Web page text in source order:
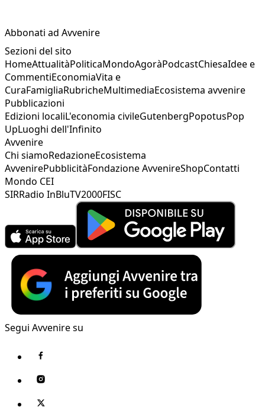
Abbonati ad Avvenire
Sezioni del sito
HomeAttualitàPoliticaMondoAgoràPodcastChiesaIdee e
CommentiEconomiaVita e
CuraFamigliaRubricheMultimediaEcosistema avvenire
Pubblicazioni
Edizioni localiL'economia civileGutenbergPopotusPop
UpLuoghi dell'Infinito
Avvenire
Chi siamoRedazioneEcosistema
AvvenirePubblicitàFondazione AvvenireShopContatti
Mondo CEI
SIRRadio InBluTV2000FISC
Segui Avvenire su